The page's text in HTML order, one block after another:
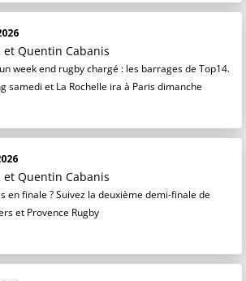
et Quentin Cabanis
week end rugby chargé : les barrages de Top14.
samedi et La Rochelle ira à Paris dimanche
et Quentin Cabanis
en finale ? Suivez la deuxième demi-finale de
et Provence Rugby